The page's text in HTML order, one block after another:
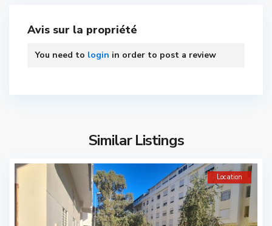
Avis sur la propriété
You need to login in order to post a review
Similar Listings
Location